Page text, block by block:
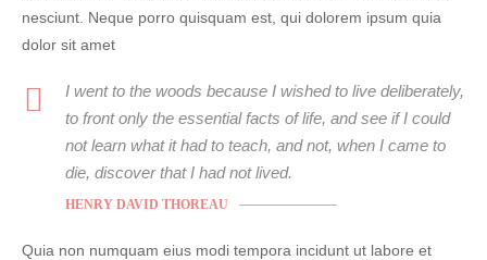
nesciunt. Neque porro quisquam est, qui dolorem ipsum quia
dolor sit amet
I went to the woods because I wished to live deliberately,
to front only the essential facts of life, and see if I could
not learn what it had to teach, and not, when I came to
die, discover that I had not lived.
HENRY DAVID THOREAU
Quia non numquam eius modi tempora incidunt ut labore et